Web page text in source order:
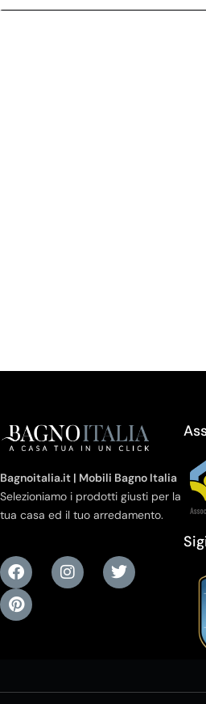
Bagnoitalia.it | Mobili Bagno Italia
Selezioniamo i prodotti giusti per la
tua casa ed il tuo arredamento.